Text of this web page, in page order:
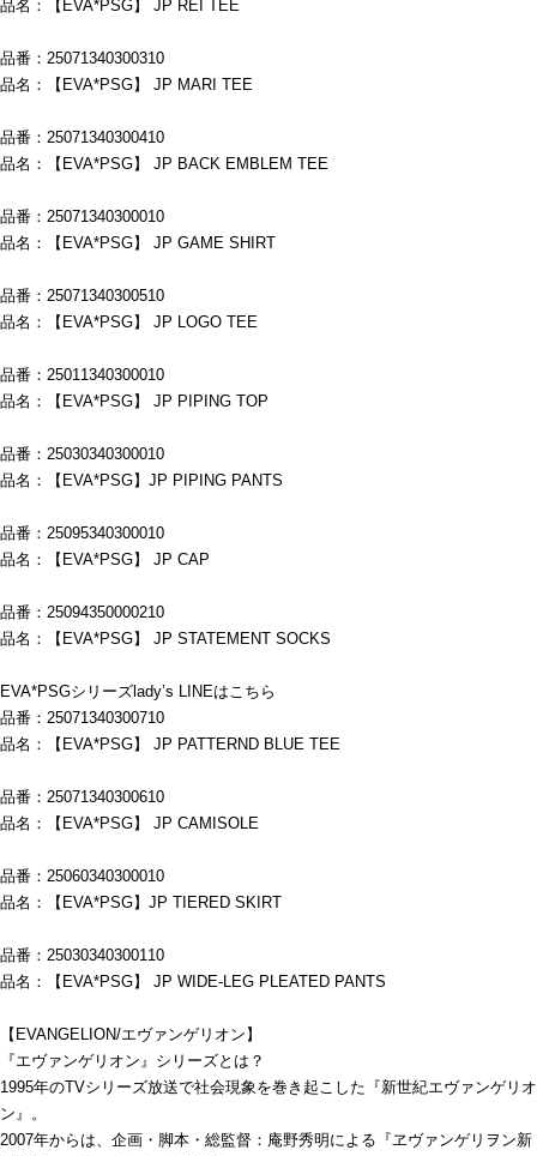
品名：【EVA*PSG】 JP REI TEE
品番：25071340300310
品名：【EVA*PSG】 JP MARI TEE
品番：25071340300410
品名：【EVA*PSG】 JP BACK EMBLEM TEE
品番：25071340300010
品名：【EVA*PSG】 JP GAME SHIRT
品番：25071340300510
品名：【EVA*PSG】 JP LOGO TEE
品番：25011340300010
品名：【EVA*PSG】 JP PIPING TOP
品番：25030340300010
品名：【EVA*PSG】JP PIPING PANTS
品番：25095340300010
品名：【EVA*PSG】 JP CAP
品番：25094350000210
品名：【EVA*PSG】 JP STATEMENT SOCKS
EVA*PSGシリーズlady’s LINEはこちら
品番：25071340300710
品名：【EVA*PSG】 JP PATTERND BLUE TEE
品番：25071340300610
品名：【EVA*PSG】 JP CAMISOLE
品番：25060340300010
品名：【EVA*PSG】JP TIERED SKIRT
品番：25030340300110
品名：【EVA*PSG】 JP WIDE-LEG PLEATED PANTS
【EVANGELION/エヴァンゲリオン】
『エヴァンゲリオン』シリーズとは？
1995年のTVシリーズ放送で社会現象を巻き起こした『新世紀エヴァンゲリオ
ン』。
2007年からは、企画・脚本・総監督：庵野秀明による『ヱヴァンゲリヲン新